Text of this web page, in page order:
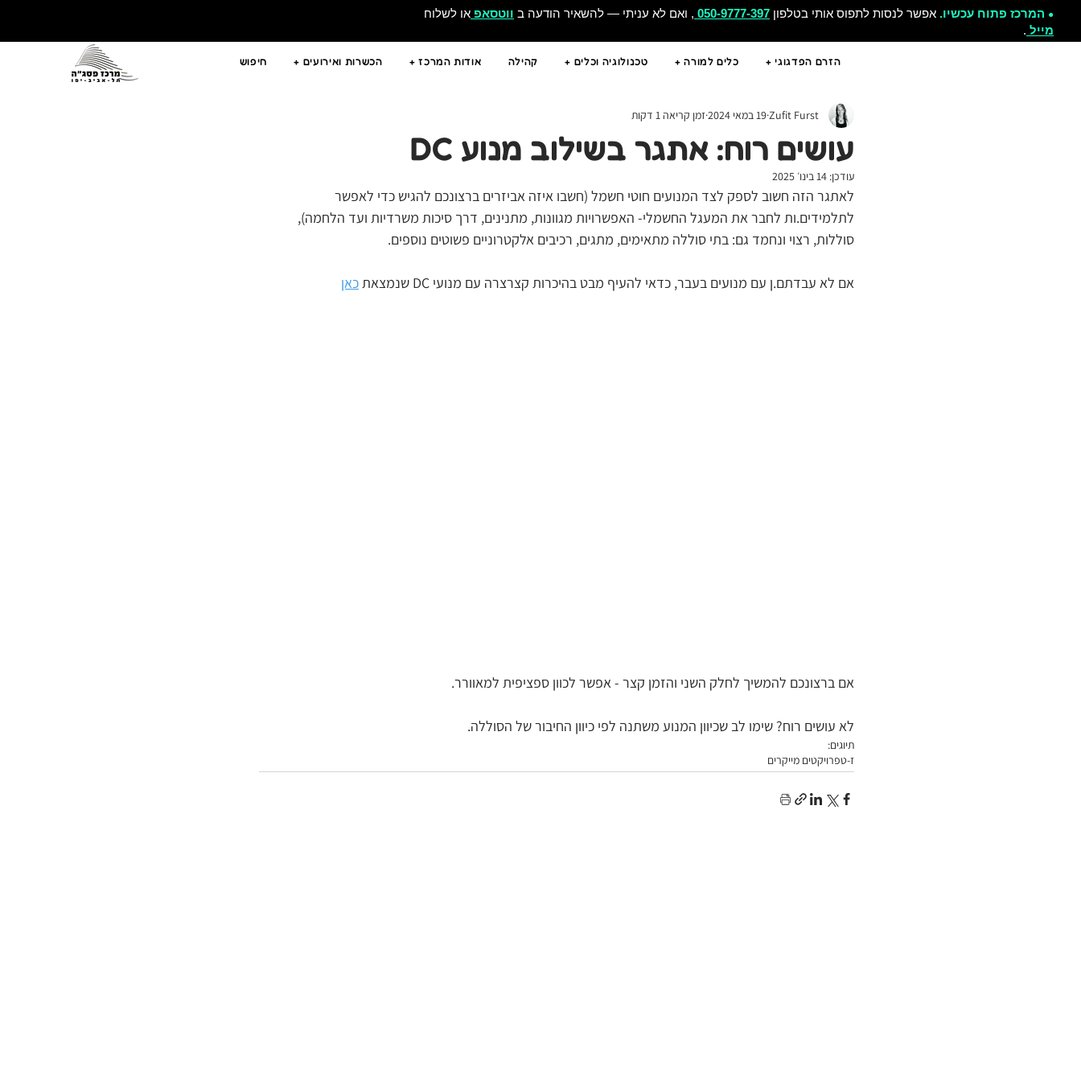
● המרכז פתוח עכשיו. אפשר לנסות לתפוס אותי בטלפון 050-9777-397 , ואם לא עניתי — להשאיר הודעה ב ווטסאפ או לשלוח
מייל .
הזרם הפדגוגי + כלים למורה + טכנולוגיה וכלים + קהילה אודות המרכז + הכשרות ואירועים + חיפוש
עושים רוח: אתגר בשילוב מנוע DC
Zufit Furst 19 במאי 2024 זמן קריאה 1 דקות
עודכן: 14 בינו׳ 2025
לאתגר הזה חשוב לספק לצד המנועים חוטי חשמל (חשבו איזה אביזרים ברצונכם להגיש כדי לאפשר
לתלמידים.ות לחבר את המעגל החשמלי- האפשרויות מגוונות, מתנינים, דרך סיכות משרדיות ועד הלחמה),
סוללות, רצוי ונחמד גם: בתי סוללה מתאימים, מתגים, רכיבים אלקטרוניים פשוטים נוספים.
אם לא עבדתם.ן עם מנועים בעבר, כדאי להעיף מבט בהיכרות קצרצרה עם מנועי DC שנמצאת כאן
אם ברצונכם להמשיך לחלק השני והזמן קצר - אפשר לכוון ספציפית למאוורר.
לא עושים רוח? שימו לב שכיוון המנוע משתנה לפי כיוון החיבור של הסוללה.
תיוגים:
ז-טפרויקטים מייקרים